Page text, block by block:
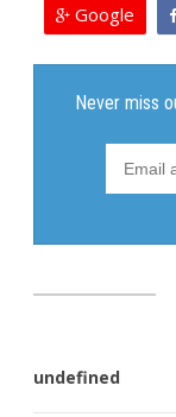
Google
undefined